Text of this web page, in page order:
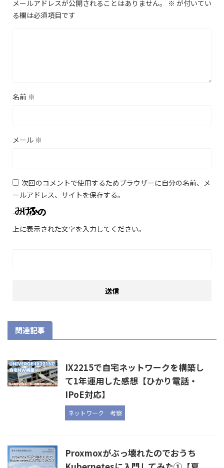
メールアドレスが公開されることはありません。 ※ が付いてい
る欄は必須項目です
名前 ※
メール ※
次回のコメントで使用するためブラウザーに自分の名前、メ
ールアドレス、サイトを保存する。
上に表示された文字を入力してください。
関連記事
IX2215で自宅ネットワークを構築し
て1年運用した感想【ひかり電話・
IPoE対応】
ネットワーク 考察
Proxmoxがぶっ壊れたのでおうち